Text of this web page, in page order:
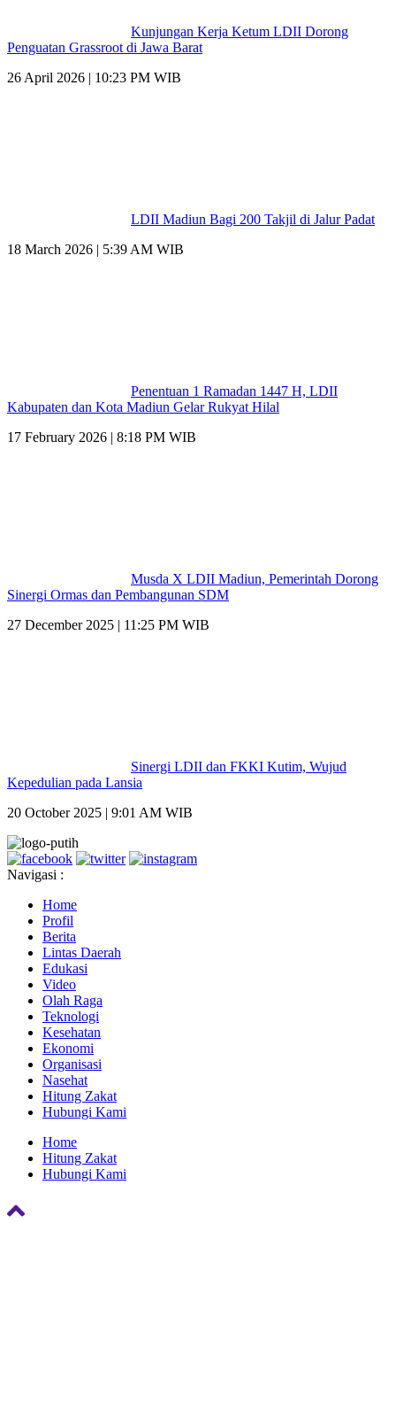
Kunjungan Kerja Ketum LDII Dorong
Penguatan Grassroot di Jawa Barat
26 April 2026 | 10:23 PM WIB
LDII Madiun Bagi 200 Takjil di Jalur Padat
18 March 2026 | 5:39 AM WIB
Penentuan 1 Ramadan 1447 H, LDII
Kabupaten dan Kota Madiun Gelar Rukyat Hilal
17 February 2026 | 8:18 PM WIB
Musda X LDII Madiun, Pemerintah Dorong
Sinergi Ormas dan Pembangunan SDM
27 December 2025 | 11:25 PM WIB
Sinergi LDII dan FKKI Kutim, Wujud
Kepedulian pada Lansia
20 October 2025 | 9:01 AM WIB
Navigasi :
Home
Profil
Berita
Lintas Daerah
Edukasi
Video
Olah Raga
Teknologi
Kesehatan
Ekonomi
Organisasi
Nasehat
Hitung Zakat
Hubungi Kami
Home
Hitung Zakat
Hubungi Kami